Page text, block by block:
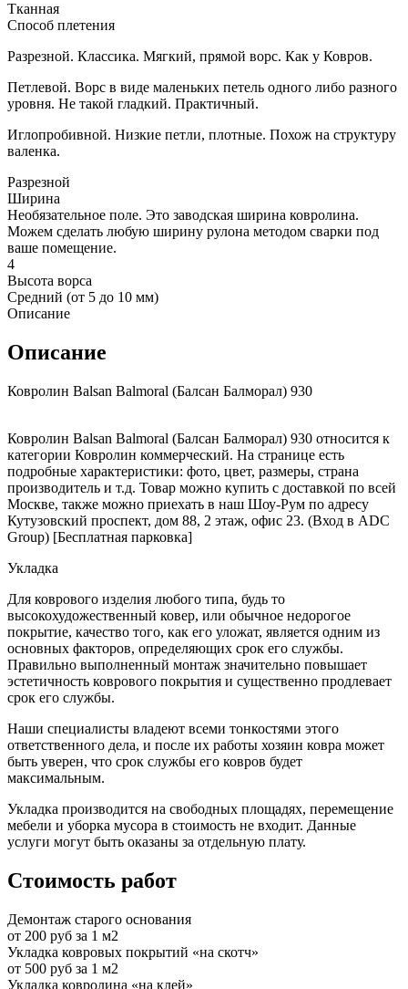
Тканная
Способ плетения
Разрезной. Классика. Мягкий, прямой ворс. Как у Ковров.
Петлевой. Ворс в виде маленьких петель одного либо разного
уровня. Не такой гладкий. Практичный.
Иглопробивной. Низкие петли, плотные. Похож на структуру
валенка.
Разрезной
Ширина
Необязательное поле. Это заводская ширина ковролина.
Можем сделать любую ширину рулона методом сварки под
ваше помещение.
4
Высота ворса
Средний (от 5 до 10 мм)
Описание
Описание
Ковролин Balsan Balmoral (Балсан Балморал) 930
Ковролин Balsan Balmoral (Балсан Балморал) 930 относится к
категории Ковролин коммерческий. На странице есть
подробные характеристики: фото, цвет, размеры, страна
производитель и т.д. Товар можно купить с доставкой по всей
Москве, также можно приехать в наш Шоу-Рум по адресу
Кутузовский проспект, дом 88, 2 этаж, офис 23. (Вход в ADC
Group) [Бесплатная парковка]
Укладка
Для коврового изделия любого типа, будь то
высокохудожественный ковер, или обычное недорогое
покрытие, качество того, как его уложат, является одним из
основных факторов, определяющих срок его службы.
Правильно выполненный монтаж значительно повышает
эстетичность коврового покрытия и существенно продлевает
срок его службы.
Наши специалисты владеют всеми тонкостями этого
ответственного дела, и после их работы хозяин ковра может
быть уверен, что срок службы его ковров будет
максимальным.
Укладка производится на свободных площадях, перемещение
мебели и уборка мусора в стоимость не входит. Данные
услуги могут быть оказаны за отдельную плату.
Стоимость работ
Демонтаж старого основания
от 200 руб за 1 м2
Укладка ковровых покрытий «на скотч»
от 500 руб за 1 м2
Укладка ковролина «на клей»